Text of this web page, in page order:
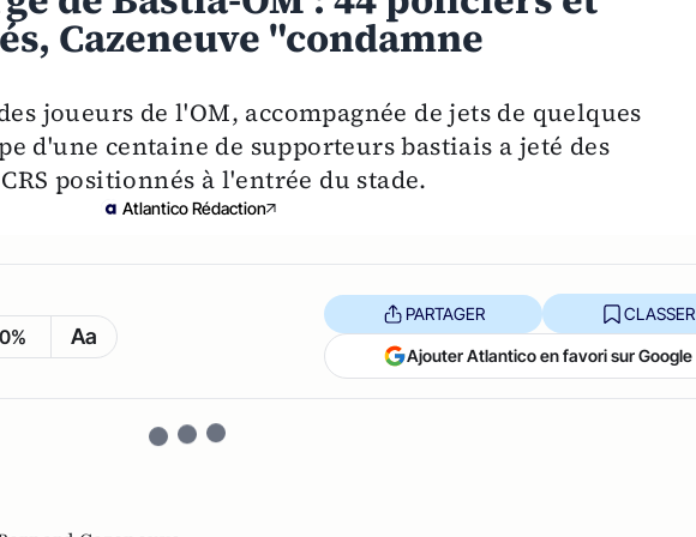
Cazeneuve "condamne
joueurs de l'OM, accompagnée de jets de quelques
d'une centaine de supporteurs bastiais a jeté des
positionnés à l'entrée du stade.
Atlantico Rédaction
Aa
PARTAGER CLASSER
Ajouter Atlantico en favori sur Google